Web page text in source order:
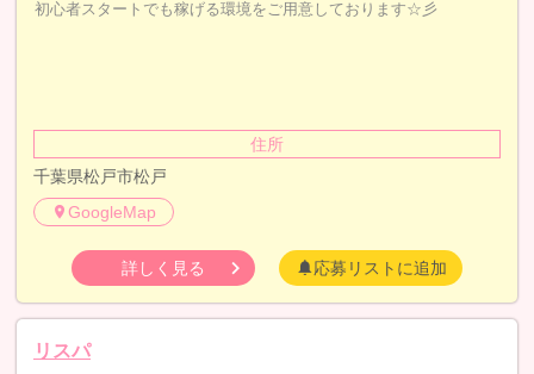
初心者スタートでも稼げる環境をご用意しております☆彡
住所
千葉県松戸市松戸
GoogleMap
詳しく見る 応募リストに追加
リスパ